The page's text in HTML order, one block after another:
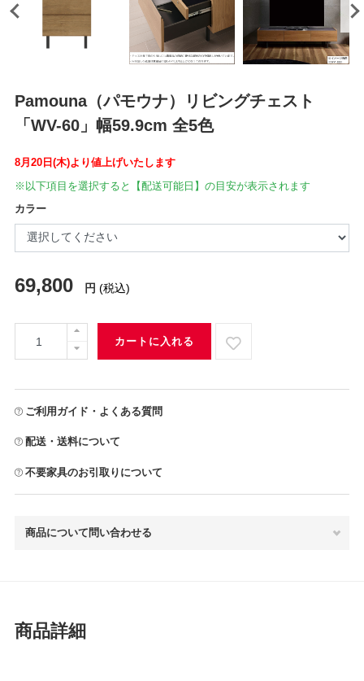
Pamouna（パモウナ）リビングチェスト
「WV-60」幅59.9cm 全5色
8月20日(木)より値上げいたします
※以下項目を選択すると【配送可能日】の目安が表示されます
カラー
69,800 円 (税込)
カートに入れる
ご利用ガイド・よくある質問
配送・送料について
不要家具のお引取りについて
商品について問い合わせる
商品詳細